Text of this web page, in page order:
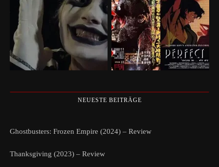
NEUESTE BEITRÄGE
Ghostbusters: Frozen Empire (2024) – Review
Thanksgiving (2023) – Review